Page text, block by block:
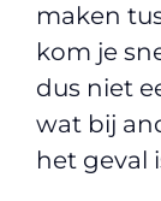
maken
kom je
dus niet
wat bij
het geval